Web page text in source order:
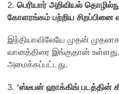
2. பெரியார் அறிவியல்
கோளரங்கம் பற்றிய சிறப்பினை
இந்தியாவிலேயே முதன்
வானத்திரை இங்குதான்
அமைக்கப்பட்டது.
3. ‘ஸ்டீபன் ஹாக்கிங் படத்தின்